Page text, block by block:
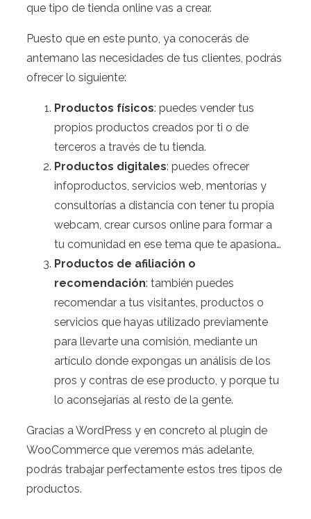
que tipo de tienda online vas a crear.
Puesto que en este punto, ya conocerás de
antemano las necesidades de tus clientes, podrás
ofrecer lo siguiente:
Productos físicos: puedes vender tus
propios productos creados por ti o de
terceros a través de tu tienda.
Productos digitales: puedes ofrecer
infoproductos, servicios web, mentorías y
consultorías a distancia con tener tu propia
webcam, crear cursos online para formar a
tu comunidad en ese tema que te apasiona…
Productos de afiliación o
recomendación: también puedes
recomendar a tus visitantes, productos o
servicios que hayas utilizado previamente
para llevarte una comisión, mediante un
artículo donde expongas un análisis de los
pros y contras de ese producto, y porque tu
lo aconsejarías al resto de la gente.
Gracias a WordPress y en concreto al plugin de
WooCommerce que veremos más adelante,
podrás trabajar perfectamente estos tres tipos de
productos.